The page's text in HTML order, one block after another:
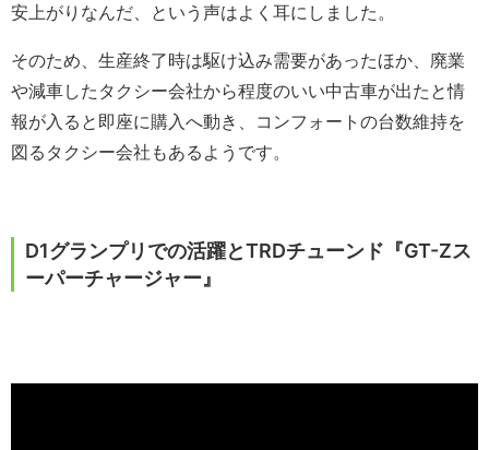
安上がりなんだ、という声はよく耳にしました。
そのため、生産終了時は駆け込み需要があったほか、廃業
や減車したタクシー会社から程度のいい中古車が出たと情
報が入ると即座に購入へ動き、コンフォートの台数維持を
図るタクシー会社もあるようです。
D1グランプリでの活躍とTRDチューンド『GT-Zス
ーパーチャージャー』